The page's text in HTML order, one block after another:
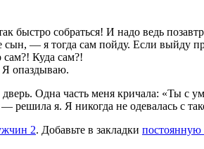
собраться! И надо ведь
— я тогда сам пойду. Если выйду
Куда сам?!
опаздываю.
Одна часть меня кричала: «Ты с
решила я. Я никогда не одевалась с
2. Добавьте в закладки постоянную